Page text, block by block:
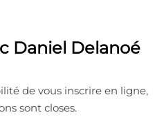
Daniel Delanoé
de vous inscrire en ligne,
sont closes.